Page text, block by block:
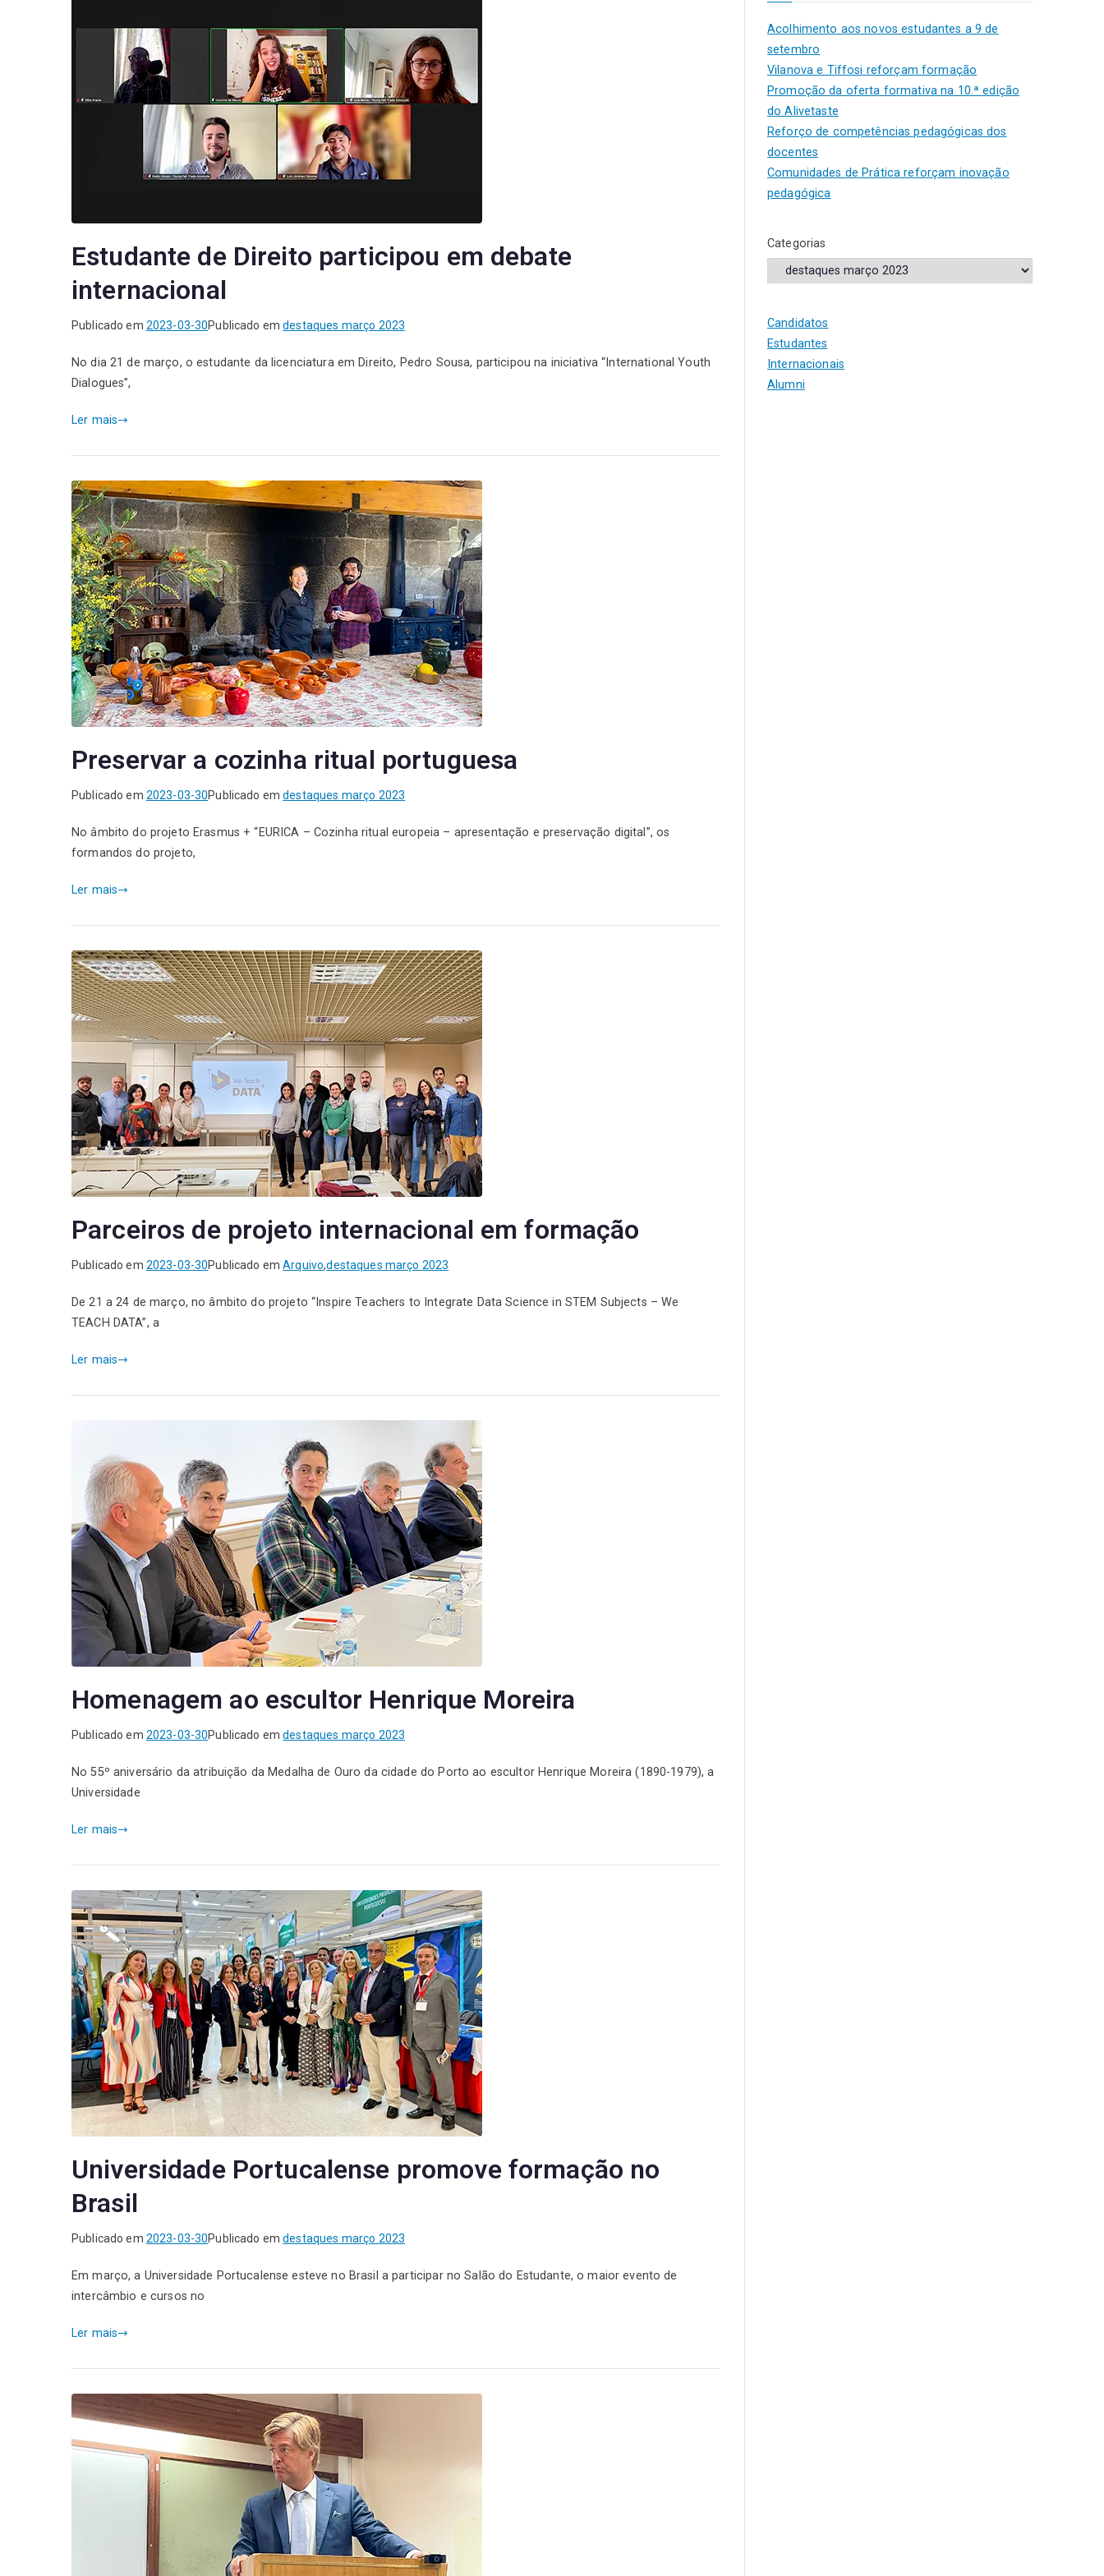
Estudante de Direito participou em debate
internacional
Publicado em 2023-03-30Publicado emdestaques março 2023
No dia 21 de março, o estudante da licenciatura em Direito, Pedro Sousa, participou na iniciativa “International Youth
Dialogues”,
Ler mais
Preservar a cozinha ritual portuguesa
Publicado em 2023-03-30Publicado emdestaques março 2023
No âmbito do projeto Erasmus + “EURICA – Cozinha ritual europeia – apresentação e preservação digital”, os
formandos do projeto,
Ler mais
Parceiros de projeto internacional em formação
Publicado em 2023-03-30Publicado emArquivo,destaques março 2023
De 21 a 24 de março, no âmbito do projeto “Inspire Teachers to Integrate Data Science in STEM Subjects – We
TEACH DATA”, a
Ler mais
Homenagem ao escultor Henrique Moreira
Publicado em 2023-03-30Publicado emdestaques março 2023
No 55º aniversário da atribuição da Medalha de Ouro da cidade do Porto ao escultor Henrique Moreira (1890-1979), a
Universidade
Ler mais
Universidade Portucalense promove formação no
Brasil
Publicado em 2023-03-30Publicado emdestaques março 2023
Em março, a Universidade Portucalense esteve no Brasil a participar no Salão do Estudante, o maior evento de
intercâmbio e cursos no
Ler mais
Acolhimento aos novos estudantes a 9 de
setembro
Vilanova e Tiffosi reforçam formação
Promoção da oferta formativa na 10.ª edição
do Alivetaste
Reforço de competências pedagógicas dos
docentes
Comunidades de Prática reforçam inovação
pedagógica
Categorias
Candidatos
Estudantes
Internacionais
Alumni